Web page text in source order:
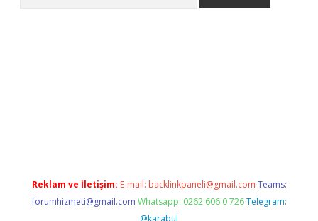
Reklam ve İletişim: E-mail: backlinkpaneli@gmail.com Teams:
forumhizmeti@gmail.com Whatsapp: 0262 606 0 726 Telegram:
@karabul